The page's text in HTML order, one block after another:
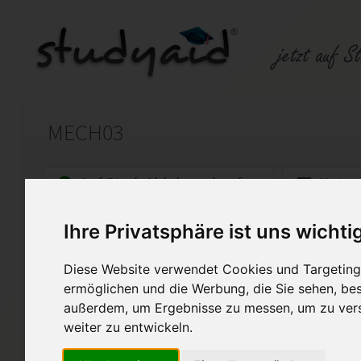
Ihre Privatsphäre ist uns
Diese Website verwendet Cookies und
ermöglichen und die Werbung, die Sie sehen,
außerdem, um Ergebnisse zu messen, um zu
weiter zu entwickeln.
MECH03
Auf StudyAid.de verkaufen
Startseite Technik und Informatik
Kinematik I
Dies ist nur ein
übernommen werden.